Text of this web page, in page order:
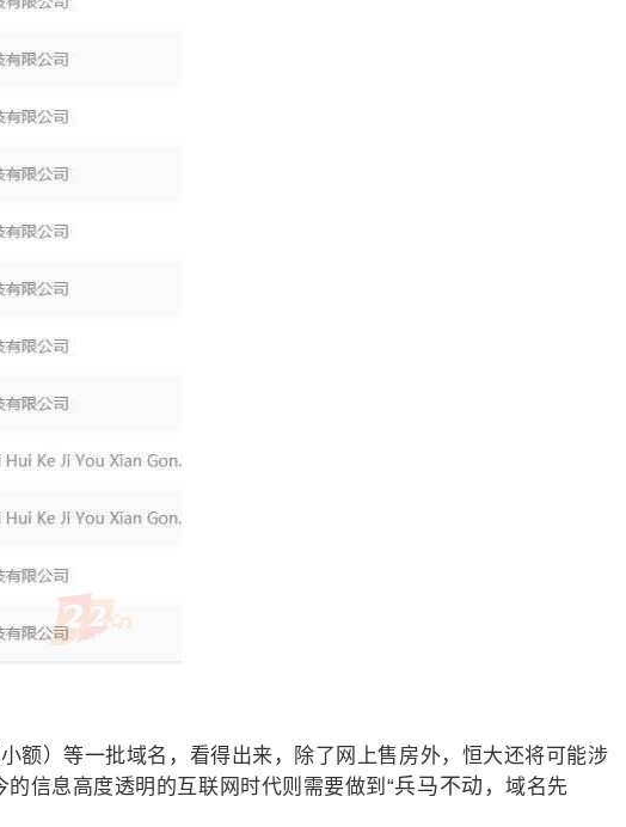
）等一批域名，看得出来，除了网上售房外，恒大还将可能涉
信息高度透明的互联网时代则需要做到“兵马不动，域名先